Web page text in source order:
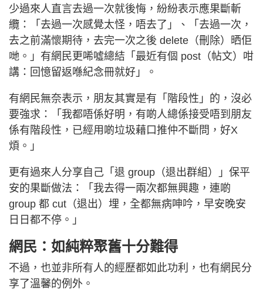
少過來人直言去過一次就後悔，紛紛表示應果斷斬
纜：「去過一次感覺太怪，唔去了」、「去過一次，
去之前滿懷期待，去完一次之後 delete（刪除）晒佢
哋。」有網民更唏噓總結「最近有個 post（帖文）咁
講：回憶留返喺紀念冊就好」。
有網民無奈表示，朋友其實是有「階段性」的，沒必
要強求：「我都唔係好明，有啲人總係接受唔到朋友
係有階段性，已經用啲垃圾藉口推仲不斷問，好X
煩。」
更有過來人分享自己「退 group（退出群組）」保平
安的果斷做法：「我去得一兩次都無興趣，連啲
group 都 cut（退出）埋，全都無病呻吟，早安晚安
日日都不停。」
網民：如純粹聚舊十分難得
不過，也並非所有人的經歷都如此功利，也有網民分
享了溫馨的例外。